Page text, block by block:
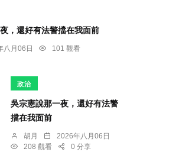
，還好有法警擋在我面前
八月06日
101 觀看
政治
吳宗憲說那一夜，還好有法警
擋在我面前
胡月
2026年八月06日
208 觀看
0 分享